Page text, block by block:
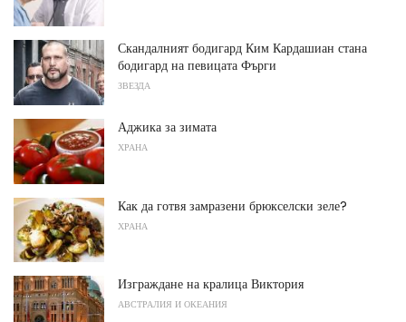
Скандалният бодигард Ким Кардашиан стана
бодигард на певицата Фърги
ЗВЕЗДА
Аджика за зимата
ХРАНА
Как да готвя замразени брюкселски зеле?
ХРАНА
Изграждане на кралица Виктория
АВСТРАЛИЯ И ОКЕАНИЯ